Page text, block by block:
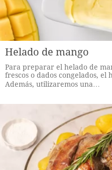
Helado de mango
Para preparar el helado de
frescos o dados congelados, el
Además, utilizaremos una…